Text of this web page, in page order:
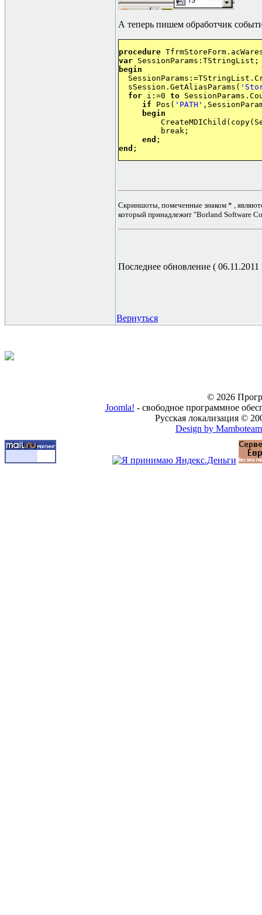
А теперь пишем обработчик
procedure
var
begin
  sSession.GetAliasParams(
for i:=0 to
if Pos( 'PATH'
begin
         break;
end
end
Скриншоты, помеченные знаком * ,
который принадлежит "Borland Software
Последнее обновление ( 06.11.2011
Вернуться
© 2026
Joomla! - свободное программное
Русская локализация ©
Design by